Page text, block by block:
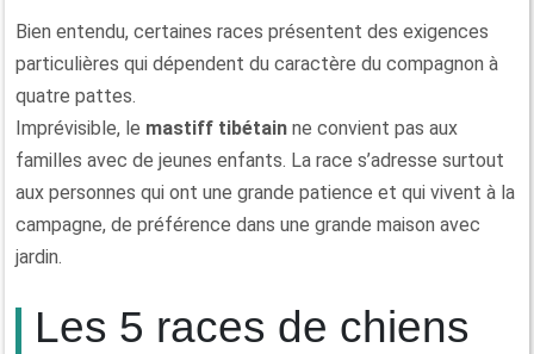
Bien entendu, certaines races présentent des exigences
particulières qui dépendent du caractère du compagnon à
quatre pattes.
Imprévisible, le mastiff tibétain ne convient pas aux
familles avec de jeunes enfants. La race s’adresse surtout
aux personnes qui ont une grande patience et qui vivent à la
campagne, de préférence dans une grande maison avec
jardin.
Les 5 races de chiens